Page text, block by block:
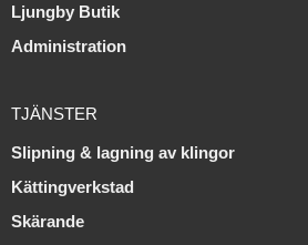
Ljungby Butik
Administration
TJÄNSTER
Slipning & lagning av klingor
Kättingverkstad
Skärande